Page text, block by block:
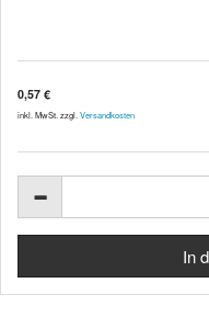
0,57 €
inkl. MwSt. zzgl. Versandkosten